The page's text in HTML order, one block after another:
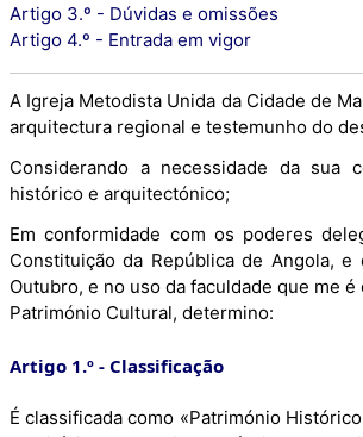
Artigo 3.º - Dúvidas e omissões
Artigo 4.º - Entrada em vigor
A Igreja Metodista Unida da Cidade de
arquitectura regional e testemunho do
Considerando a necessidade da sua
histórico e arquitectónico;
Em conformidade com os poderes
Constituição da República de Angola,
Outubro, e no uso da faculdade que me
Património Cultural, determino:
Artigo 1.º Classificação
É classificada como «Património